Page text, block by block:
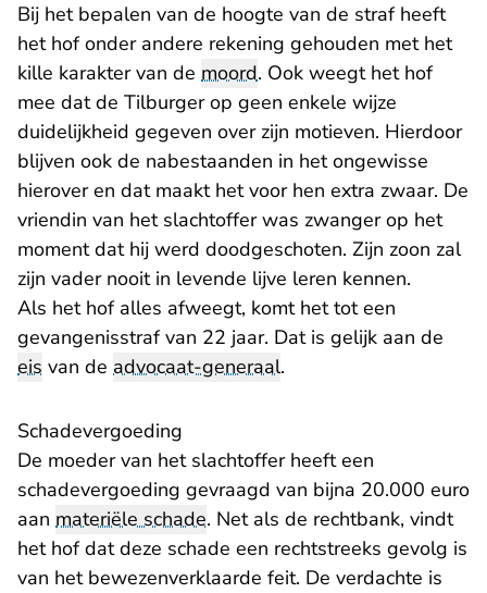
Bij het bepalen van de hoogte van de straf heeft
het hof onder andere rekening gehouden met het
kille karakter van de moord. Ook weegt het hof
mee dat de Tilburger op geen enkele wijze
duidelijkheid gegeven over zijn motieven. Hierdoor
blijven ook de nabestaanden in het ongewisse
hierover en dat maakt het voor hen extra zwaar. De
vriendin van het slachtoffer was zwanger op het
moment dat hij werd doodgeschoten. Zijn zoon zal
zijn vader nooit in levende lijve leren kennen.
Als het hof alles afweegt, komt het tot een
gevangenisstraf van 22 jaar. Dat is gelijk aan de
eis van de advocaat-generaal.
Schadevergoeding
De moeder van het slachtoffer heeft een
schadevergoeding gevraagd van bijna 20.000 euro
aan materiële schade. Net als de rechtbank, vindt
het hof dat deze schade een rechtstreeks gevolg is
van het bewezenverklaarde feit. De verdachte is